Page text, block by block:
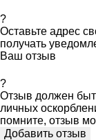
?
Оставьте адрес
получать
Ваш отзыв
?
Отзыв должен
личных
помните, отзыв